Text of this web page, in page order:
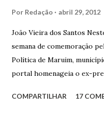
Por Redação abril 29, 2012
João Vieira dos Santos
semana de comemoração
Política de Maruim,
portal homenageia o ex-
Vieira dos Santos e Arlinda
COMPARTILHAR 17